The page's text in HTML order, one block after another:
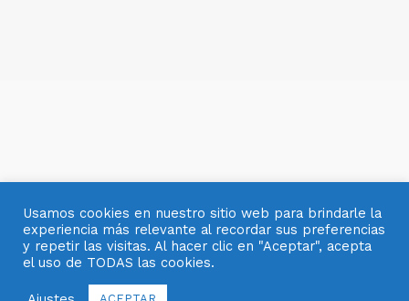
© 2007- 2025 OBJETOS CON VIDRIO
Usamos cookies en nuestro sitio web para brindarle la
experiencia más relevante al recordar sus preferencias
y repetir las visitas. Al hacer clic en "Aceptar", acepta
el uso de TODAS las cookies.